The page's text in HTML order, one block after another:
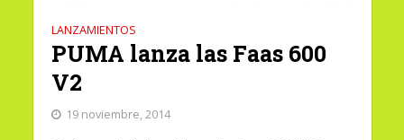
LANZAMIENTOS
PUMA lanza las Faas 600
V2
19 noviembre, 2014